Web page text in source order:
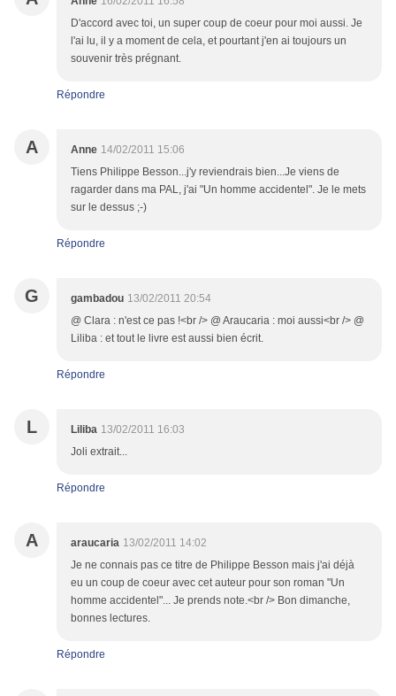
D'accord avec toi, un super coup de coeur pour moi aussi. Je
l'ai lu, il y a moment de cela, et pourtant j'en ai toujours un
souvenir très prégnant.
Répondre
A Anne 14/02/2011 15:06
Tiens Philippe Besson...j'y reviendrais bien...Je viens de
ragarder dans ma PAL, j'ai "Un homme accidentel". Je le mets
sur le dessus ;-)
Répondre
G gambadou 13/02/2011 20:54
@ Clara : n'est ce pas !<br /> @ Araucaria : moi aussi<br /> @
Liliba : et tout le livre est aussi bien écrit.
Répondre
L Liliba 13/02/2011 16:03
Joli extrait...
Répondre
A araucaria 13/02/2011 14:02
Je ne connais pas ce titre de Philippe Besson mais j'ai déjà
eu un coup de coeur avec cet auteur pour son roman "Un
homme accidentel"... Je prends note.<br /> Bon dimanche,
bonnes lectures.
Répondre